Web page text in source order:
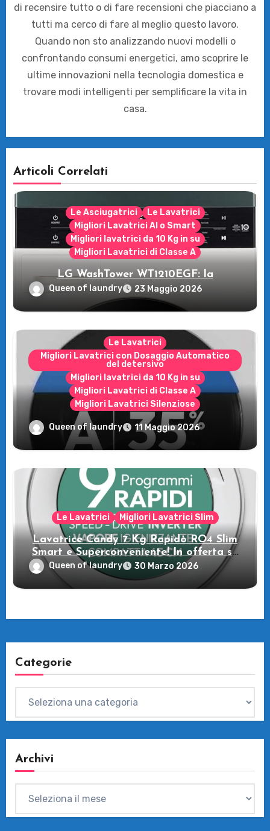
di recensire tutto o di fare recensioni che piacciano a
tutti ma cerco di fare al meglio questo lavoro.
Quando non sto analizzando nuovi modelli o
confrontando consumi energetici, amo scoprire le
ultime innovazioni nella tecnologia domestica e
trovare modi intelligenti per semplificare la vita in
casa.
Articoli Correlati
Le Asciugatrici
Le Lavatrici
Migliori Lavatrici AI o Smart
Migliori lavatrici da 10 Kg in su
Migliori Lavatrici di Classe A
LG WashTower WT1210EGF: la
rivoluzione intelligente per il tuo bucato!
Queen of laundry 23 Maggio 2026
Le Lavatrici
Migliori Lavatrici con Dosaggio Automatico
del detersivo
Migliori lavatrici da 10 Kg in su
Migliori Lavatrici di Classe A
Migliori Lavatrici Silenziose
Recensione della Lavatrice Candy
MultiWash: Innovazione e flessibilità a
casa tua!
Queen of laundry 11 Maggio 2026
Le Lavatrici Migliori Lavatrici Slim
Lavatrice Candy 7 Kg Rapidò RO4 Slim
Smart e Superconveniente! In offerta su
Amazon
Queen of laundry 30 Marzo 2026
Categorie
Archivi